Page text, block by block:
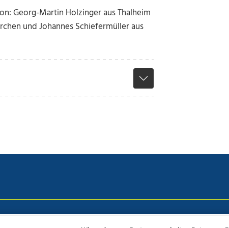
Georg-Martin Holzinger aus Thalheim
und Johannes Schiefermüller aus